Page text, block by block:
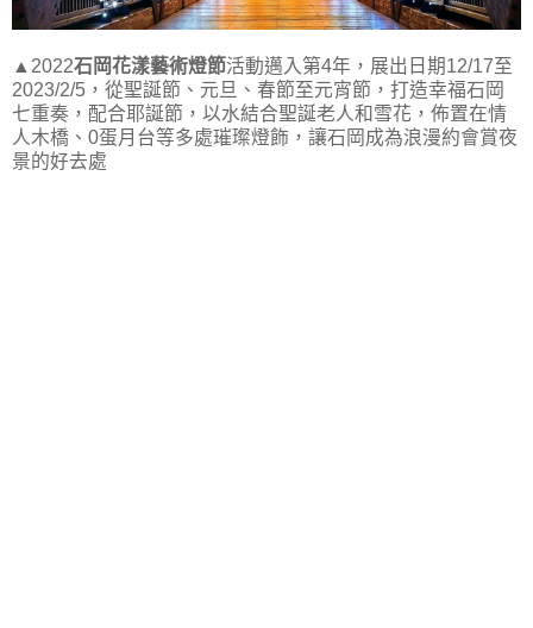
▲2022石岡花漾藝術燈節活動邁入第4年，展出日期12/17至
2023/2/5，從聖誕節、元旦、春節至元宵節，打造幸福石岡
七重奏，配合耶誕節，以水結合聖誕老人和雪花，佈置在情
人木橋、0蛋月台等多處璀璨燈飾，讓石岡成為浪漫約會賞夜
景的好去處